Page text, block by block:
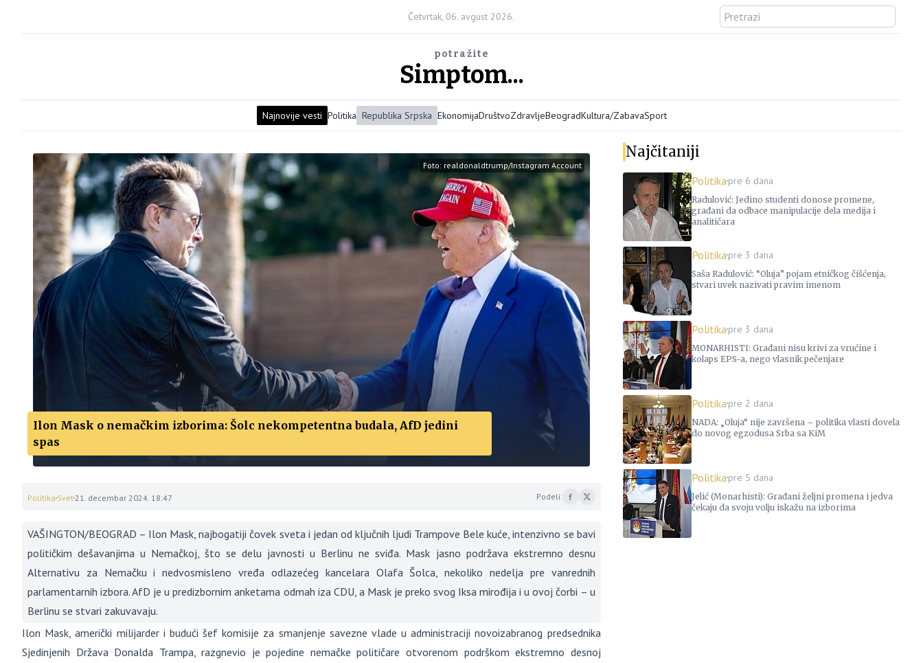
Četvrtak, 06. avgust 2026.
potražite
Simptom...
Najnovije vesti Politika Republika Srpska EkonomijaDruštvoZdravljeBeogradKultura/ZabavaSport
Foto: realdonaldtrump/Instagram Account
Ilon Mask o nemačkim izborima: Šolc nekompetentna budala, AfD jedini
spas
Politika Svet 21. decembar 2024. 18:47 Podeli:
VAŠINGTON/BEOGRAD – Ilon Mask, najbogatiji čovek sveta i jedan od ključnih ljudi Trampove Bele kuće, intenzivno se bavi
političkim dešavanjima u Nemačkoj, što se delu javnosti u Berlinu ne sviđa. Mask jasno podržava ekstremno desnu
Alternativu za Nemačku i nedvosmisleno vređa odlazećeg kancelara Olafa Šolca, nekoliko nedelja pre vanrednih
parlamentarnih izbora. AfD je u predizbornim anketama odmah iza CDU, a Mask je preko svog Iksa mirođija i u ovoj čorbi – u
Berlinu se stvari zakuvavaju.
Ilon Mask, američki milijarder i budući šef komisije za smanjenje savezne vlade u administraciji novoizabranog predsednika
Sjedinjenih Država Donalda Trampa, razgnevio je pojedine nemačke političare otvorenom podrškom ekstremno desnoj
Najčitaniji
Politikapre 6 dana
Radulović: Jedino studenti donose promene,
građani da odbace manipulacije dela medija i
analitičara
Politikapre 3 dana
Saša Radulović: “Oluja” pojam etničkog čišćenja,
stvari uvek nazivati pravim imenom
Politikapre 3 dana
MONARHISTI: Građani nisu krivi za vrućine i
kolaps EPS-a, nego vlasnik pečenjare
Politikapre 2 dana
NADA: „Oluja“ nije završena – politika vlasti dovela
do novog egzodusa Srba sa KiM
Politikapre 5 dana
Jelić (Monarhisti): Građani željni promena i jedva
čekaju da svoju volju iskažu na izborima